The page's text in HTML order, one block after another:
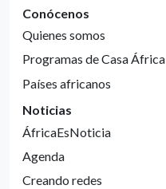
Conócenos
Quienes somos
Programas de Casa África
Países africanos
Noticias
ÁfricaEsNoticia
Agenda
Creando redes